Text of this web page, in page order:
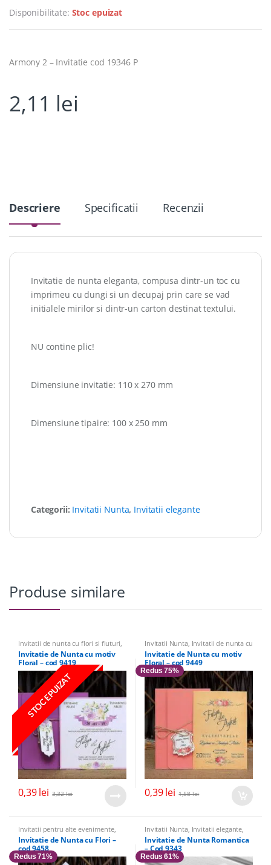
Disponibilitate: Stoc epuizat
Armony 2 – Invitatie cod 19346 P
2,11 lei
Descriere Specificatii Recenzii
Invitatie de nunta eleganta, compusa dintr-un toc cu
imprimeu cu dungi si un decupaj prin care se vad
initialele mirilor si dintr-un carton destinat textului.
NU contine plic!
Dimensiune invitatie: 110 x 270 mm
Dimensiune tipaire: 100 x 250 mm
Categorii: Invitatii Nunta, Invitatii elegante
Produse similare
Invitatii de nunta cu flori si fluturi,
Invitatii Nunta,Invitatii elegante
Invitatie de Nunta cu motiv
Floral – cod 9419
STOC EPUIZAT
0,39lei 3,32lei
Invitatii Nunta, Invitatii de nunta cu
flori si fluturi Invitatii pentru alte
evenimente,Domnisoare de
Onoare,Invitatii pentru Petreceri
Invitatii elegante
Invitatie de Nunta cu motiv
Floral – cod 9449
Redus 75%
0,39lei 1,58lei
Invitatii pentru alte evenimente,
Invitatii de nunta cu flori si fluturi
Banchet,Invitatii Nunta, Invitatii
elegante
Invitatie de Nunta cu Flori –
cod 9458
Redus 71%
Invitatii Nunta, Invitatii elegante
Invitatii vintage
Invitatie de Nunta Romantica
– Cod 9343
Redus 61%